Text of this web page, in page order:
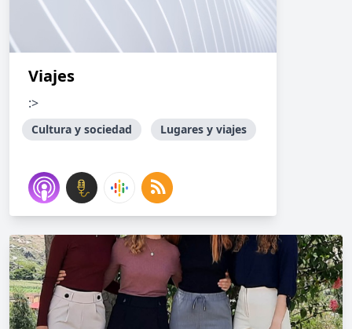
Viajes
:>
Cultura y sociedad Lugares y viajes